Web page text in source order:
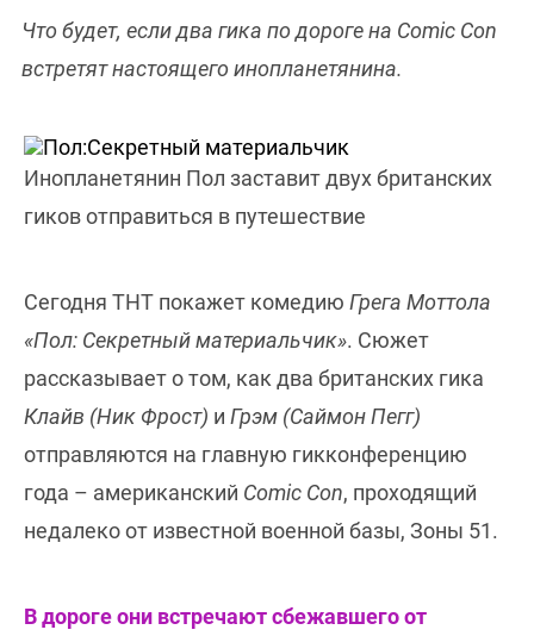
Что будет, если два гика по дороге на Comic Con
встретят настоящего инопланетянина.
Инопланетянин Пол заставит двух британских
гиков отправиться в путешествие
Сегодня ТНТ покажет комедию Грега Моттола
«Пол: Секретный материальчик». Сюжет
рассказывает о том, как два британских гика
Клайв (Ник Фрост) и Грэм (Саймон Пегг)
отправляются на главную гикконференцию
года – американский Comic Con, проходящий
недалеко от известной военной базы, Зоны 51.
В дороге они встречают сбежавшего от